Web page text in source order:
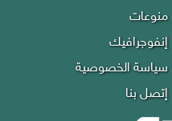
منوعات
إنفوجرافيك
سياسة الخصوصية
إتصل بنا